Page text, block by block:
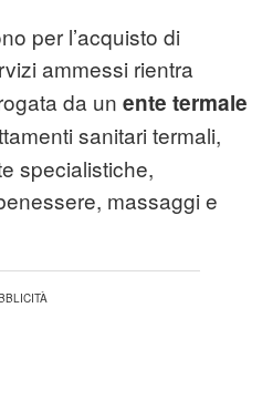
per l’acquisto di
ammessi rientra
da un ente termale
sanitari termali,
specialistiche,
massaggi e